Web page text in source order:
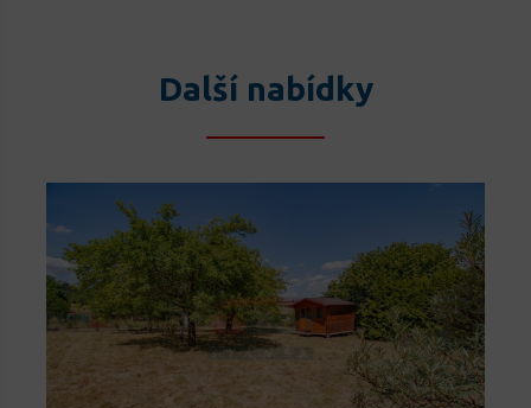
Další nabídky